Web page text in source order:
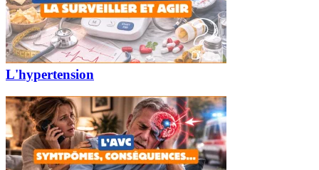
L'hypertension